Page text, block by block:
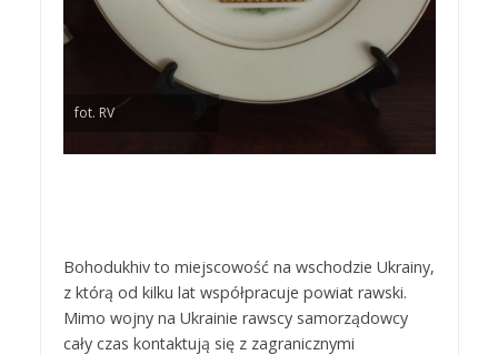
fot. RV
Bohodukhiv to miejscowość na wschodzie Ukrainy,
z którą od kilku lat współpracuje powiat rawski.
Mimo wojny na Ukrainie rawscy samorządowcy
cały czas kontaktują się z zagranicznymi